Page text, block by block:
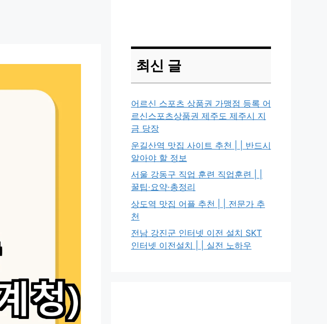
최신 글
어르신 스포츠 상품권 가맹점 등록 어
르신스포츠상품권 제주도 제주시 지
금 당장
운길산역 맛집 사이트 추천 | | 반드시
알아야 할 정보
서울 강동구 직업 훈련 직업훈련 | |
꿀팁·요약·총정리
상도역 맛집 어플 추천 | | 전문가 추
천
전남 강진군 인터넷 이전 설치 SKT
인터넷 이전설치 | | 실전 노하우